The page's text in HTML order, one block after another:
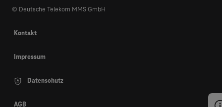
© Deutsche Telekom MMS GmbH
Kontakt
Impressum
Datenschutz
AGB